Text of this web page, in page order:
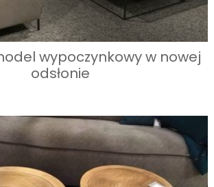
wypoczynkowy w nowej
odsłonie